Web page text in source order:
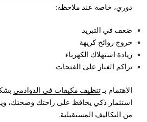
دوري، خاصة عند ملاحظة:
ضعف في التبريد
خروج روائح كريهة
زيادة استهلاك الكهرباء
تراكم الغبار على الفتحات
الاهتمام بـ تنظيف مكيفات في الدوادمي
استثمار ذكي يحافظ على راحتك وصحتك،
من التكاليف المستقبلية.